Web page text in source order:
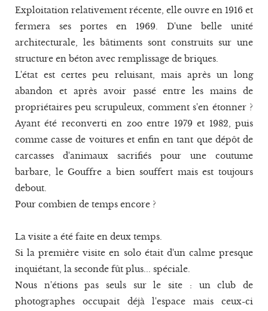
Exploitation relativement récente, elle ouvre en 1916 et
fermera ses portes en 1969. D'une belle unité
architecturale, les bâtiments sont construits sur une
structure en béton avec remplissage de briques.
L'état est certes peu reluisant, mais après un long
abandon et après avoir passé entre les mains de
propriétaires peu scrupuleux, comment s'en étonner ?
Ayant été reconverti en zoo entre 1979 et 1982, puis
comme casse de voitures et enfin en tant que dépôt de
carcasses d'animaux sacrifiés pour une coutume
barbare, le Gouffre a bien souffert mais est toujours
debout.
Pour combien de temps encore ?
La visite a été faite en deux temps.
Si la première visite en solo était d'un calme presque
inquiétant, la seconde fût plus... spéciale.
Nous n'étions pas seuls sur le site : un club de
photographes occupait déjà l'espace mais ceux-ci